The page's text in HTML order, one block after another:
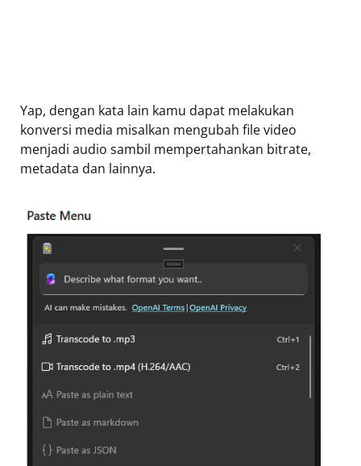
Yap, dengan kata lain kamu dapat melakukan
konversi media misalkan mengubah file video
menjadi audio sambil mempertahankan bitrate,
metadata dan lainnya.